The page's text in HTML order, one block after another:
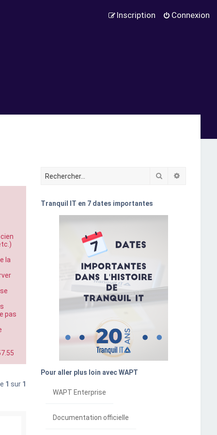
Connexion
Inscription
la
pas
1 sur 1
Rechercher
Tranquil IT en 7 dates importantes
Pour aller plus loin avec WAPT
WAPT Enterprise
Documentation officielle